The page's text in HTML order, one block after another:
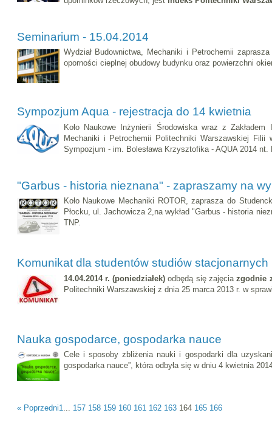
Seminarium - 15.04.2014
Wydział Budownictwa, Mechaniki i Petrochemii
oporności cieplnej obudowy budynku oraz powierzchni
Sympozjum Aqua - rejestracja do 14 kwietnia
Koło Naukowe Inżynierii Środowiska wraz z
Mechaniki i Petrochemii Politechniki Warszawskiej Filii
Sympozjum - im. Bolesława Krzysztofika - AQUA 2014
"Garbus - historia nieznana" - zapraszamy na
Koło Naukowe Mechaniki ROTOR, zaprasza do
Płocku, ul. Jachowicza 2,na wykład "Garbus - historia
TNP.
Komunikat dla studentów studiów stacjonarnych
14.04.2014 r. (poniedziałek) odbędą się zajęciazgodnie
Politechniki Warszawskiej z dnia 25 marca 2013 r. w
Nauka gospodarce, gospodarka nauce
Cele i sposoby zbliżenia nauki i gospodarki dla
gospodarka nauce”, która odbyła się w dniu 4 kwietnia
« Poprzedni1 157 158 159 160 161 162 163 164 165 166